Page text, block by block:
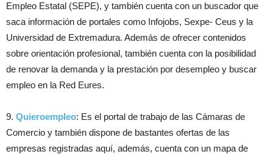
Empleo Estatal (SEPE), y también cuenta con un buscador que
saca información de portales como Infojobs, Sexpe- Ceus y la
Universidad de Extremadura. Además de ofrecer contenidos
sobre orientación profesional, también cuenta con la posibilidad
de renovar la demanda y la prestación por desempleo y buscar
empleo en la Red Eures.
9. Quieroempleo: Es el portal de trabajo de las Cámaras de
Comercio y también dispone de bastantes ofertas de las
empresas registradas aquí, además, cuenta con un mapa de